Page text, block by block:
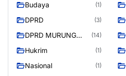
Raya
Budaya (1)
DPRD (3)
DPRD MURUNG
(14)
Hukrim (1)
Nasional (1)